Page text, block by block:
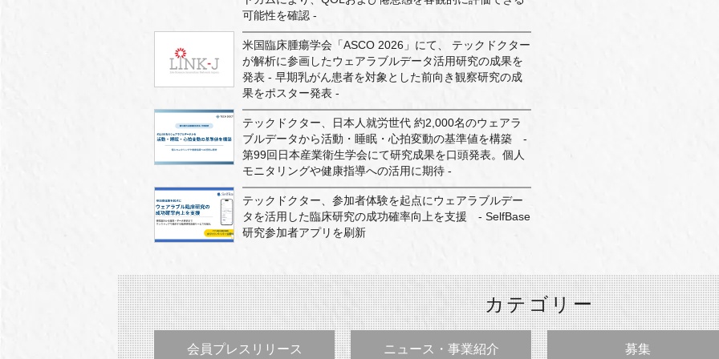
可能性を確認 -
米国臨床腫瘍学会「ASCO 2026」にて、 テックドクター
が解析に参画したウェアラブルデータ活用研究の成果を
発表 - 早期乳がん患者を対象とした前向き観察研究の成
果をポスター発表 -
テックドクター、日本人就労世代 約2,000名のウェアラ
ブルデータから活動・睡眠・心拍変動の基準値を構築 -
第99回日本産業衛生学会にて研究成果を口頭発表。個人
モニタリングや健康指導への活用に期待 -
テックドクター、参加者体験を起点にウェアラブルデー
タを活用した臨床研究の成功確率向上を支援 - SelfBase
研究参加者アプリを刷新
カテゴリー
会員プレスリリース ニュース・事業紹介 募集